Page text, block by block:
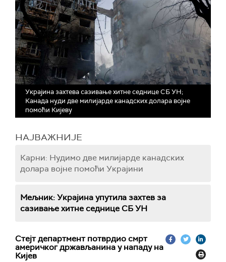
Украјина захтева сазивање хитне седнице СБ УН;
Канада нуди две милијарде канадских долара војне
помоћи Кијеву
НАЈВАЖНИЈЕ
Карни: Нудимо две милијарде канадских
долара војне помоћи Украјини
Мељник: Украјина упутила захтев за
сазивање хитне седнице СБ УН
Стејт департмент потврдио смрт
америчког држављанина у нападу на
Кијев